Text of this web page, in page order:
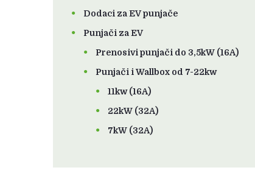
Dodaci za EV punjače
Punjači za EV
Prenosivi punjači do 3,5kW (16A)
Punjači i Wallbox od 7-22kw
11kw (16A)
22kW (32A)
7kW (32A)